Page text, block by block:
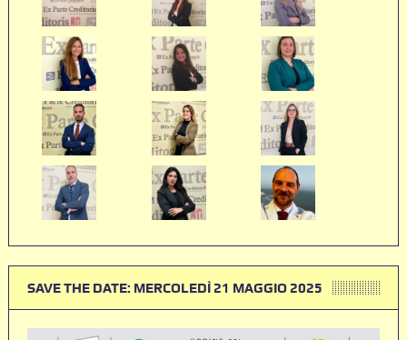
SAVE THE DATE: MERCOLEDÌ 21 MAGGIO 2025